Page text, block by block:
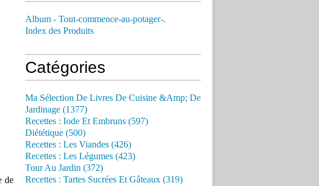
de
Album - Tout-commence-au-potager-.
Index des Produits
Catégories
Ma Sélection De Livres De Cuisine &Amp; De
Jardinage (1377)
Recettes : Iode Et Embruns (597)
Diététique (500)
Recettes : Les Viandes (426)
Recettes : Les Légumes (423)
Tour Au Jardin (372)
Recettes : Tartes Sucrées Et Gâteaux (319)